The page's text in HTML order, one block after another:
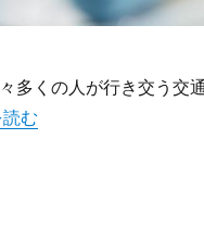
多くの人が行き交う交
都市力とともに進化す
む